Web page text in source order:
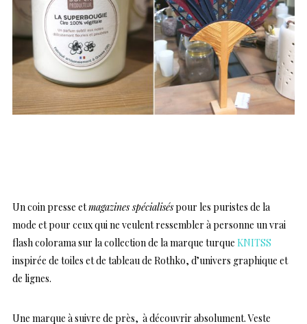
Un coin presse etmagazines spécialiséspour les puristes de la
mode et pour ceux qui ne veulent ressembler à personne un vrai
flash colorama sur la collection de la marque turque KNITSS
inspirée de toiles et de tableau de Rothko, d’univers graphique et
de lignes.
Une marque à suivre de près, à découvrir absolument. Veste